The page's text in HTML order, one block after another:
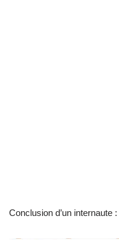
Conclusion d’un internaute :